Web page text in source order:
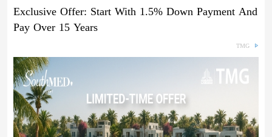
Exclusive Offer: Start With 1.5% Down Payment And
Pay Over 15 Years
TMG